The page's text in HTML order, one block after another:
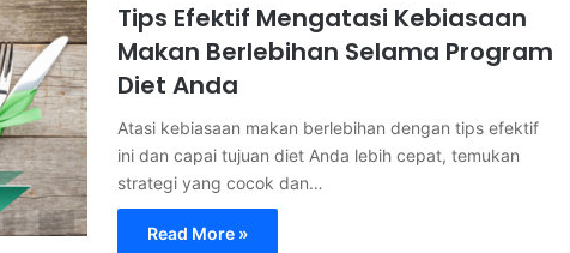
Tips Efektif Mengatasi Kebiasaan
Makan Berlebihan Selama Program
Diet Anda
Atasi kebiasaan makan berlebihan dengan tips efektif
ini dan capai tujuan diet Anda lebih cepat, temukan
strategi yang cocok dan…
Read More »